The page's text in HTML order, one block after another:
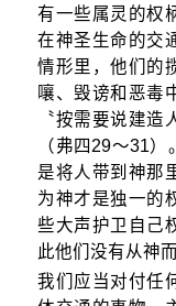
有一些属灵的权
在神圣生命的交
情形里，他们的
嚷、毁谤和恶毒
〝按需要说建造
（弗四29～31
是将人带到神那
为神才是独一的
些大声护卫自己
此他们没有从神
我们应当对付任